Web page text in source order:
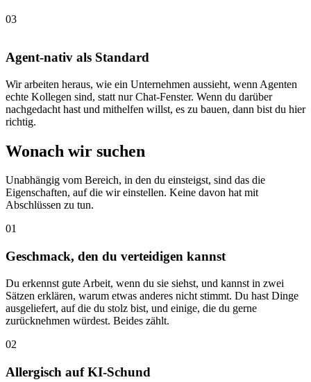
03
Agent-nativ als Standard
Wir arbeiten heraus, wie ein Unternehmen aussieht, wenn Agenten
echte Kollegen sind, statt nur Chat-Fenster. Wenn du darüber
nachgedacht hast und mithelfen willst, es zu bauen, dann bist du hier
richtig.
Wonach wir suchen
Unabhängig vom Bereich, in den du einsteigst, sind das die
Eigenschaften, auf die wir einstellen. Keine davon hat mit
Abschlüssen zu tun.
01
Geschmack, den du verteidigen kannst
Du erkennst gute Arbeit, wenn du sie siehst, und kannst in zwei
Sätzen erklären, warum etwas anderes nicht stimmt. Du hast Dinge
ausgeliefert, auf die du stolz bist, und einige, die du gerne
zurücknehmen würdest. Beides zählt.
02
Allergisch auf KI-Schund